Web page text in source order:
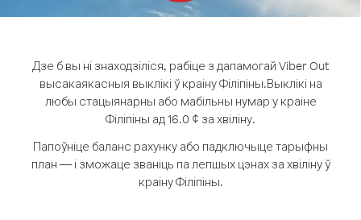
Дзе б вы ні знаходзіліся, рабіце з дапамогай Viber Out
высакаякасныя выклікі ў краіну Філіпіны.Выклікі на
любы стацыянарны або мабільны нумар у краіне
Філіпіны ад 16.0 ¢ за хвіліну.
Папоўніце баланс рахунку або падключыце тарыфны
план — і зможаце званіць па лепшых цэнах за хвіліну ў
краіну Філіпіны.